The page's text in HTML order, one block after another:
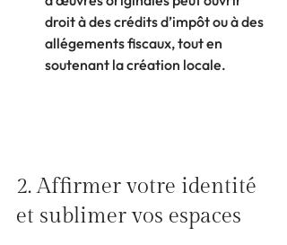
droit à des crédits d’impôt ou à des
allégements fiscaux, tout en
soutenant la création locale.
2. Affirmer votre identité
et sublimer vos espaces